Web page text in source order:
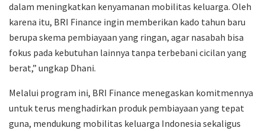
dalam meningkatkan kenyamanan mobilitas keluarga. Oleh
karena itu, BRI Finance ingin memberikan kado tahun baru
berupa skema pembiayaan yang ringan, agar nasabah bisa
fokus pada kebutuhan lainnya tanpa terbebani cicilan yang
berat,” ungkap Dhani.
Melalui program ini, BRI Finance menegaskan komitmennya
untuk terus menghadirkan produk pembiayaan yang tepat
guna, mendukung mobilitas keluarga Indonesia sekaligus